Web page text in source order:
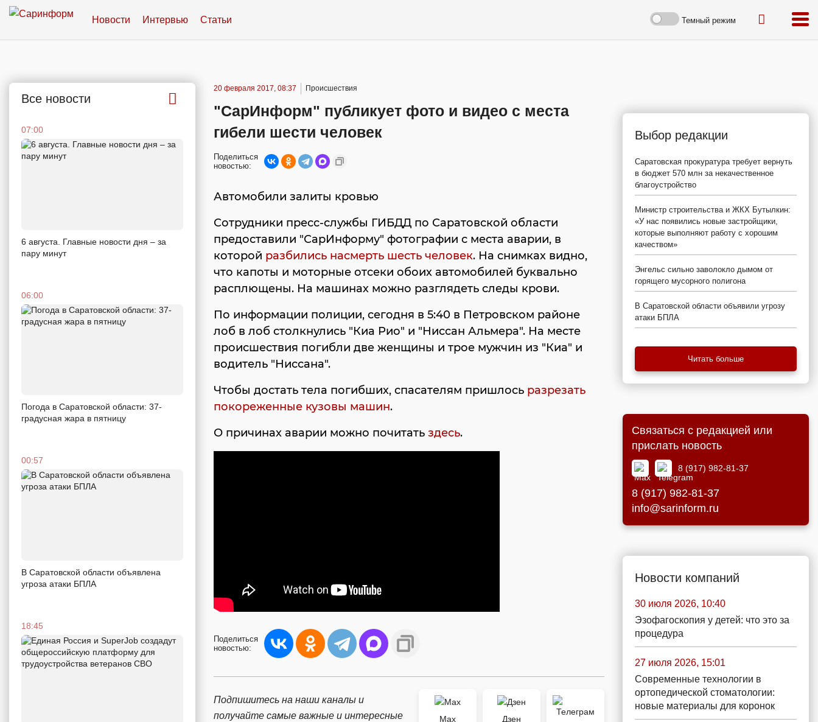
Новости Интервью Статьи Темный режим
Все новости
07:00
6 августа. Главные новости дня – за
пару минут
06:00
Погода в Саратовской области: 37-
градусная жара в пятницу
00:57
В Саратовской области объявлена
угроза атаки БПЛА
18:45
20 февраля 2017, 08:37 Происшествия
"СарИнформ" публикует фото и видео с места
гибели шести человек
Поделиться
новостью:
Автомобили залиты кровью
Сотрудники пресс-службы ГИБДД по Саратовской области
предоставили "СарИнформу" фотографии с места аварии, в
которой разбились насмерть шесть человек. На снимках видно,
что капоты и моторные отсеки обоих автомобилей буквально
расплющены. На машинах можно разглядеть следы крови.
По информации полиции, сегодня в 5:40 в Петровском районе
лоб в лоб столкнулись "Киа Рио" и "Ниссан Альмера". На месте
происшествия погибли две женщины и трое мужчин из "Киа" и
водитель "Ниссана".
Чтобы достать тела погибших, спасателям пришлось разрезать
покореженные кузовы машин.
О причинах аварии можно почитать здесь.
Поделиться
новостью:
Подпишитесь на наши каналы и
получайте самые важные и интересные
Max
Дзен
Выбор редакции
Саратовская прокуратура требует вернуть
в бюджет 570 млн за некачественное
благоустройство
Министр строительства и ЖКХ Бутылкин:
«У нас появились новые застройщики,
которые выполняют работу с хорошим
качеством»
Энгельс сильно заволокло дымом от
горящего мусорного полигона
В Саратовской области объявили угрозу
атаки БПЛА
Читать больше
Связаться с редакцией или
прислать новость
8 (917) 982-81-37
8 (917) 982-81-37
info@sarinform.ru
Новости компаний
30 июля 2026, 10:40
Эзофагоскопия у детей: что это за
процедура
27 июля 2026, 15:01
Современные технологии в
ортопедической стоматологии:
новые материалы для коронок